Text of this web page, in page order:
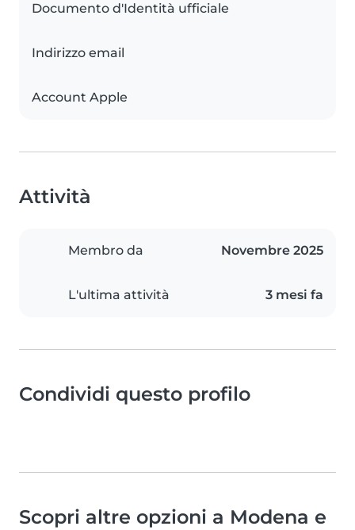
Documento d'Identità ufficiale
Indirizzo email
Account Apple
Attività
Membro da Novembre 2025
L'ultima attività 3 mesi fa
Condividi questo profilo
Scopri altre opzioni a Modena e